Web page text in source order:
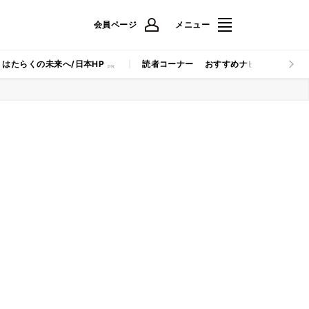
会員ページ メニュー
はたらくの未来へ/日本HP 読者コーナー おすすめナビ マイナビ